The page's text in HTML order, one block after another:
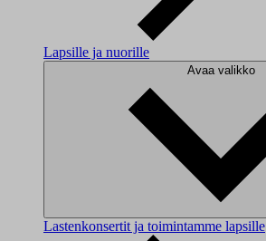
Lapsille ja nuorille
Avaa valikko
Lastenkonsertit ja toimintamme lapsille